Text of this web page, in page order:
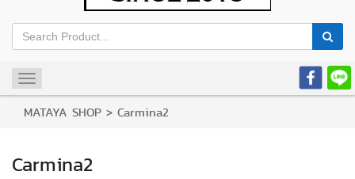
Toggle
navigation
MATAYA SHOP > Carmina2
Carmina2